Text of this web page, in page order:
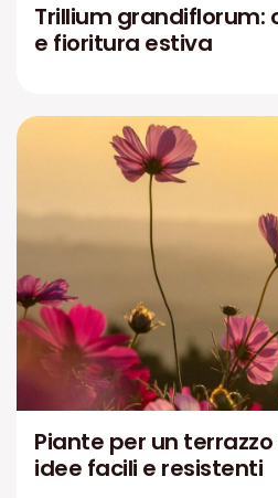
Trillium grandiflorum:
e fioritura estiva
Piante per un
idee facili e resistenti